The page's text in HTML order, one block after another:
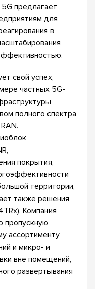
предлагает
для
в
свой успех,
частных 5G-
полного спектра
покрытия,
территории,
также решения
Компания
пропускную
ассортименту
и микро- и
вне помещений,
развертывания